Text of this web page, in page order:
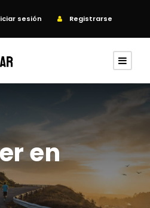
sesión Registrarse
en